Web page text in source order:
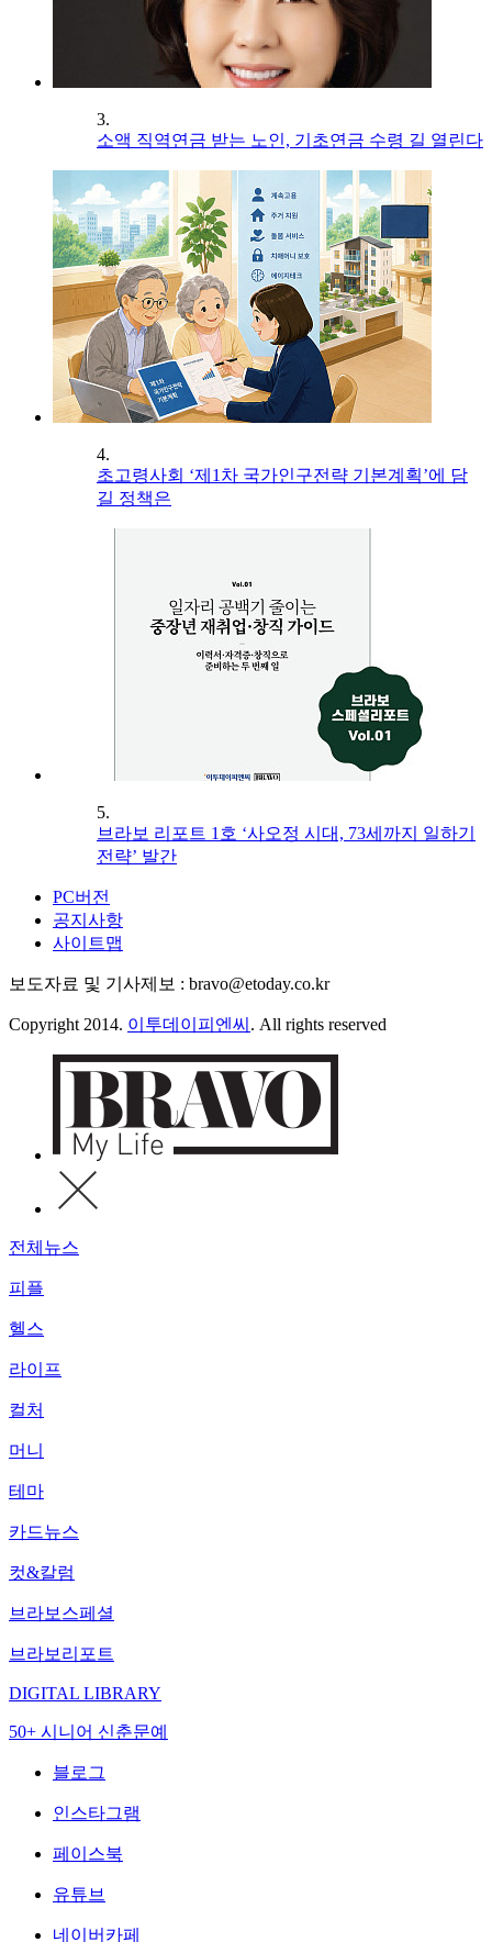
3.
소액 직역연금 받는 노인, 기초연금 수령 길 열린다
4.
초고령사회 ‘제1차 국가인구전략 기본계획’에 담
길 정책은
5.
브라보 리포트 1호 ‘사오정 시대, 73세까지 일하기
전략’ 발간
PC버전
공지사항
사이트맵
보도자료 및 기사제보 : bravo@etoday.co.kr
Copyright 2014. 이투데이피엔씨 . All rights reserved
전체뉴스
피플
헬스
라이프
컬처
머니
테마
카드뉴스
컷&칼럼
브라보스페셜
브라보리포트
DIGITAL LIBRARY
50+ 시니어 신춘문예
블로그
인스타그램
페이스북
유튜브
네이버카페